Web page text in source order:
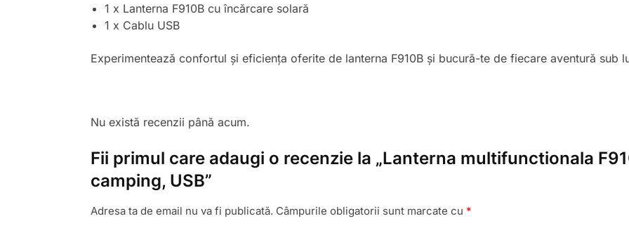
1 x Lanterna F910B cu încărcare solară
1 x Cablu USB
Experimentează confortul și eficiența oferite de lanterna F910B și bucură-te de fiecare aventură sub
Nu există recenzii până acum.
Fii primul care adaugi o recenzie la „Lanterna multifunctionala
camping, USB”
Adresa ta de email nu va fi publicată. Câmpurile obligatorii sunt marcate cu *